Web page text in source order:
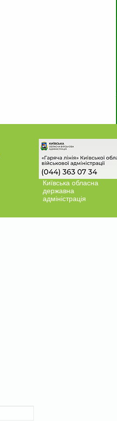
Київська обласна
державна
адміністрація